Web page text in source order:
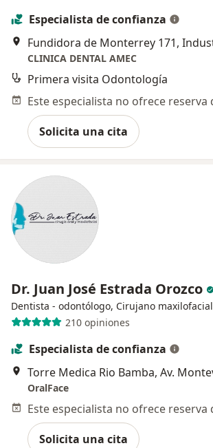
Especialista de confianza
CLINICA DENTAL AMEC
Primera visita Odontología
Solicita una cita
Dr. Juan José Estrada Orozco
Dentista - odontólogo, Cirujano maxilofacial
210 opiniones
Especialista de confianza
OralFace
Solicita una cita